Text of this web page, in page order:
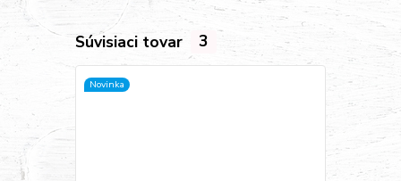
Súvisiaci tovar 3
Novinka